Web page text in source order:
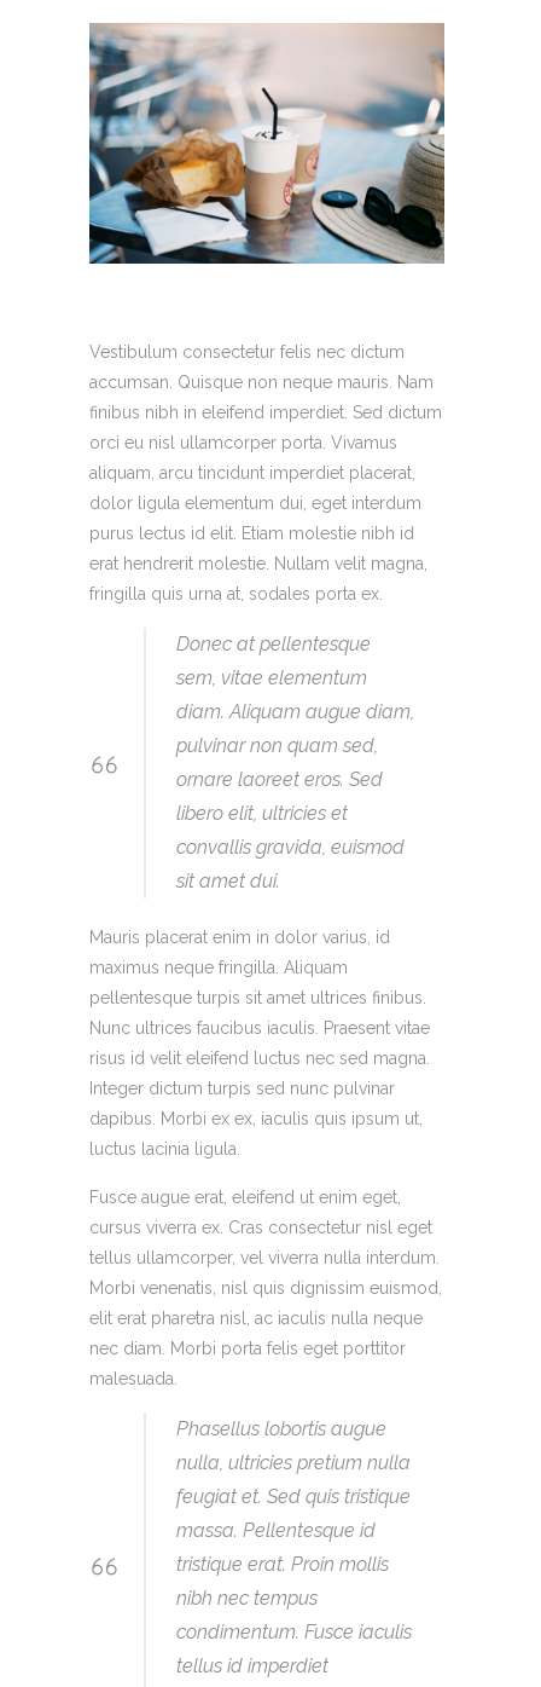
Vestibulum consectetur felis nec dictum
accumsan. Quisque non neque mauris. Nam
finibus nibh in eleifend imperdiet. Sed dictum
orci eu nisl ullamcorper porta. Vivamus
aliquam, arcu tincidunt imperdiet placerat,
dolor ligula elementum dui, eget interdum
purus lectus id elit. Etiam molestie nibh id
erat hendrerit molestie. Nullam velit magna,
fringilla quis urna at, sodales porta ex.
Donec at pellentesque
sem, vitae elementum
diam. Aliquam augue diam,
pulvinar non quam sed,
ornare laoreet eros. Sed
libero elit, ultricies et
convallis gravida, euismod
sit amet dui.
Mauris placerat enim in dolor varius, id
maximus neque fringilla. Aliquam
pellentesque turpis sit amet ultrices finibus.
Nunc ultrices faucibus iaculis. Praesent vitae
risus id velit eleifend luctus nec sed magna.
Integer dictum turpis sed nunc pulvinar
dapibus. Morbi ex ex, iaculis quis ipsum ut,
luctus lacinia ligula.
Fusce augue erat, eleifend ut enim eget,
cursus viverra ex. Cras consectetur nisl eget
tellus ullamcorper, vel viverra nulla interdum.
Morbi venenatis, nisl quis dignissim euismod,
elit erat pharetra nisl, ac iaculis nulla neque
nec diam. Morbi porta felis eget porttitor
malesuada.
Phasellus lobortis augue
nulla, ultricies pretium nulla
feugiat et. Sed quis tristique
massa. Pellentesque id
tristique erat. Proin mollis
nibh nec tempus
condimentum. Fusce iaculis
tellus id imperdiet